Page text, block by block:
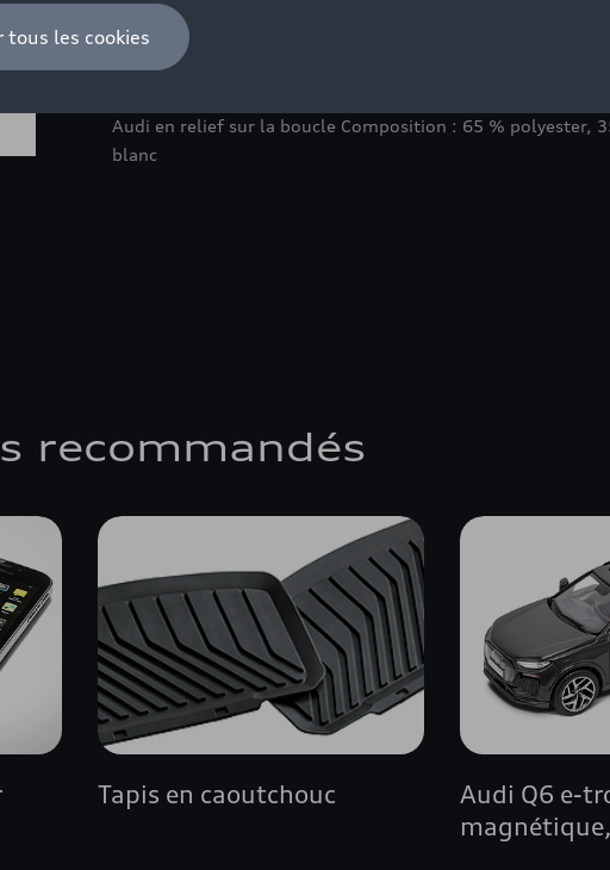
les looks décontractés. Détails : - Casquette blanche avec
le devant - Passepoil sandwich en couleur contrastante à
mat - Bande avec impression des anneaux à l'intérieur -
Branding : - Impression en 3D des anneaux Audi sur le
Audi en relief sur la boucle Composition : 65 % polyester,
blanc
recommandés
Tapis en caoutchouc
Audi Q6 e-